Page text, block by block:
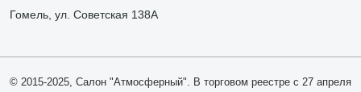
Гомель, ул. Советская 138А
© 2015-2025, Салон "Атмосферный". В торговом реестре с 27 апреля